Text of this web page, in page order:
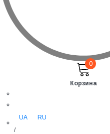
0
Корзина
UA
/
RU